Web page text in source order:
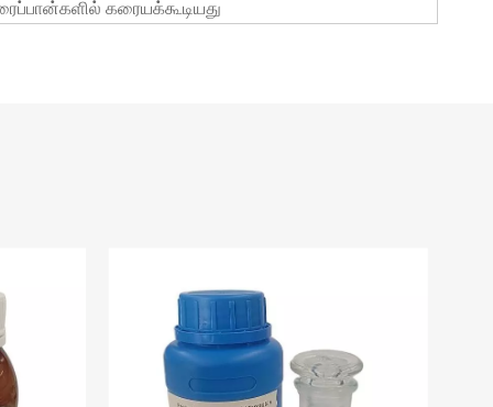
கரையக்கூடியது